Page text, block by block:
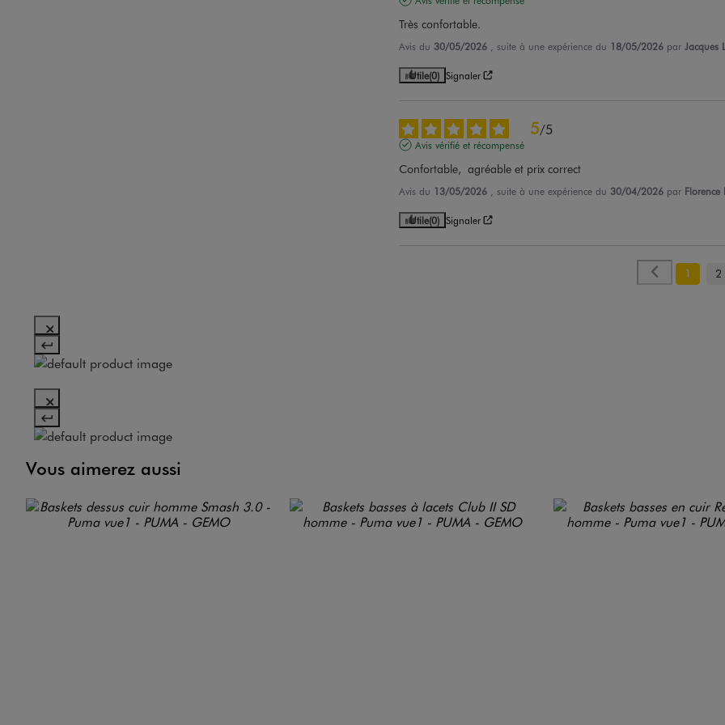
Très confortable.
Avis du 30/05/2026 , suite à une expérience du 18/05/2026 par Jacques
Utile(0) Signaler
5/5
Avis vérifié et récompensé
Confortable,  agréable et prix correct
Avis du 13/05/2026 , suite à une expérience du 30/04/2026 par Florence
Utile(0) Signaler
1 2
Vous aimerez aussi